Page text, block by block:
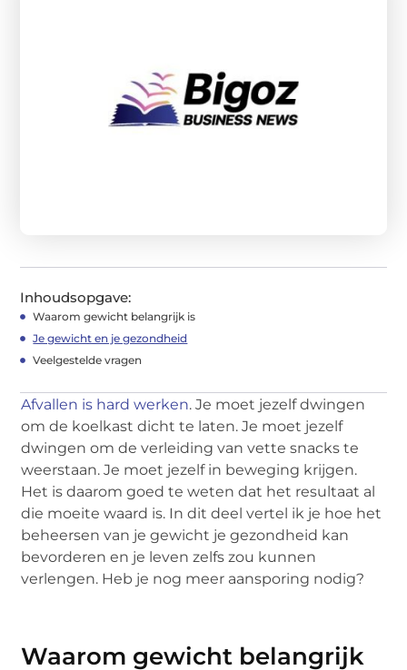
Inhoudsopgave:
Waarom gewicht belangrijk is
Je gewicht en je gezondheid
Veelgestelde vragen
Afvallen is hard werken. Je moet jezelf dwingen
om de koelkast dicht te laten. Je moet jezelf
dwingen om de verleiding van vette snacks te
weerstaan. Je moet jezelf in beweging krijgen.
Het is daarom goed te weten dat het resultaat al
die moeite waard is. In dit deel vertel ik je hoe het
beheersen van je gewicht je gezondheid kan
bevorderen en je leven zelfs zou kunnen
verlengen. Heb je nog meer aansporing nodig?
Waarom gewicht belangrijk